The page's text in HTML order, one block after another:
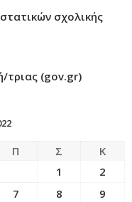
σχολικής
τριας (gov.gr)
Π Σ
Κ
1
2
7 8
9